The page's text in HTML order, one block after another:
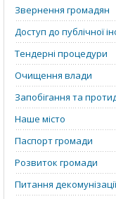
Звернення громадян
Доступ до публічної
Тендерні процедури
Очищення влади
Запобігання та
Наше місто
Паспорт громади
Розвиток громади
Питання декомунізації